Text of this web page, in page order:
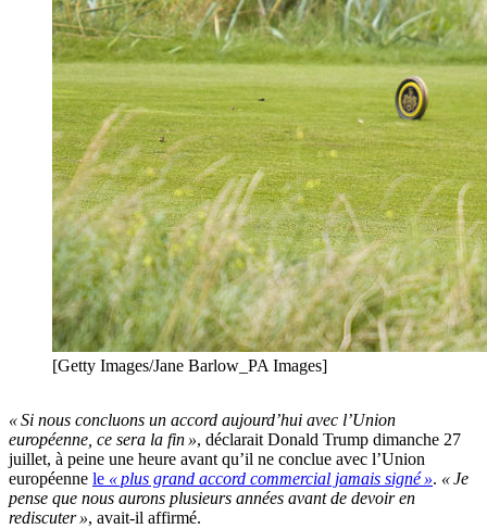
[Getty Images/Jane Barlow_PA Images]
« Si nous concluons un accord aujourd’hui avec l’Union
européenne, ce sera la fin », déclarait Donald Trump dimanche 27
juillet, à peine une heure avant qu’il ne conclue avec l’Union
européenne le « plus grand accord commercial jamais signé ». « Je
pense que nous aurons plusieurs années avant de devoir en
rediscuter », avait-il affirmé.